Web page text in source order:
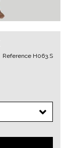
Reference H063.S